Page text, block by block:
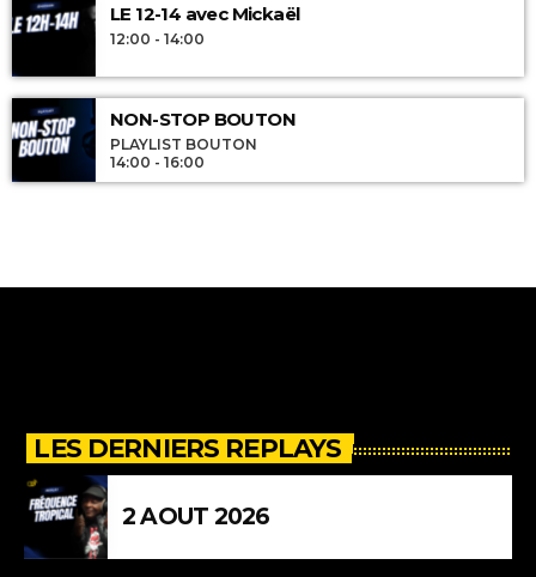
LE 12-14 avec Mickaël
12:00 - 14:00
NON-STOP BOUTON
PLAYLIST BOUTON
14:00 - 16:00
LES DERNIERS REPLAYS
2 AOUT 2026